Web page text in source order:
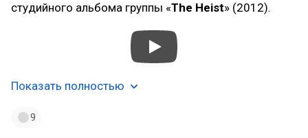
студийного альбома группы «The Heist» (2012).
Показать полностью
9